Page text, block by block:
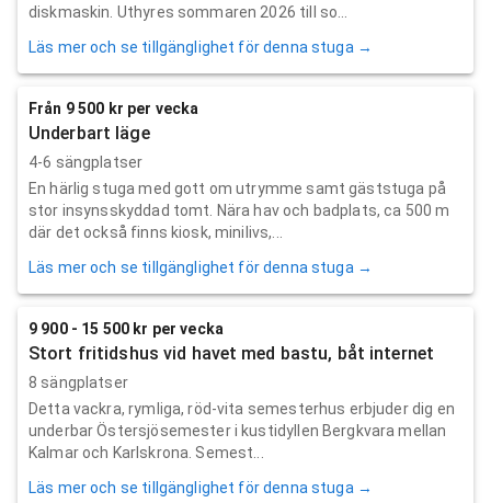
diskmaskin. Uthyres sommaren 2026 till so...
Läs mer och se tillgänglighet för denna stuga →
Från 9 500 kr per vecka
Underbart läge
4-6 sängplatser
En härlig stuga med gott om utrymme samt gäststuga på
stor insynsskyddad tomt. Nära hav och badplats, ca 500 m
där det också finns kiosk, minilivs,...
Läs mer och se tillgänglighet för denna stuga →
9 900 - 15 500 kr per vecka
Stort fritidshus vid havet med bastu, båt internet
8 sängplatser
Detta vackra, rymliga, röd-vita semesterhus erbjuder dig en
underbar Östersjösemester i kustidyllen Bergkvara mellan
Kalmar och Karlskrona. Semest...
Läs mer och se tillgänglighet för denna stuga →